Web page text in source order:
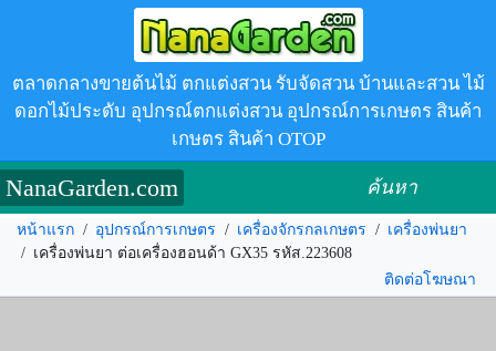
ตลาดกลางขายต้นไม้ ตกแต่งสวน รับจัดสวน บ้านและสวน ไม้
ดอกไม้ประดับ อุปกรณ์ตกแต่งสวน อุปกรณ์การเกษตร สินค้า
เกษตร สินค้า OTOP
NanaGarden.com ค้นหา
หน้าแรก / อุปกรณ์การเกษตร / เครื่องจักรกลเกษตร / เครื่องพ่นยา
/ เครื่องพ่นยา ต่อเครื่องฮอนด้า GX35 รหัส.223608
ติดต่อโฆษณา